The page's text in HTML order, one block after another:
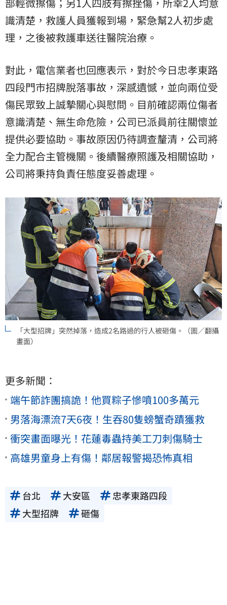
識清楚，救護人員獲報到場，緊急幫2人初步處
理，之後被救護車送往醫院治療。
對此，電信業者也回應表示，對於今日忠孝東路
四段門市招牌脫落事故，深感遺憾，並向兩位受
傷民眾致上誠摯關心與慰問。目前確認兩位傷者
意識清楚、無生命危險，公司已派員前往關懷並
提供必要協助。事故原因仍待調查釐清，公司將
全力配合主管機關。後續醫療照護及相關協助，
公司將秉持負責任態度妥善處理。
「大型招牌」突然掉落，造成2名路過的行人被砸傷。（圖／翻攝
畫面）
更多新聞：
端午節詐團搞詭！他買粽子慘噴100多萬元
男落海漂流7天6夜！生吞80隻螃蟹奇蹟獲救
衝突畫面曝光！花蓮毒蟲持美工刀刺傷騎士
高雄男童身上有傷！鄰居報警揭恐怖真相
台北 大安區
忠孝東路四段
大型招牌
砸傷